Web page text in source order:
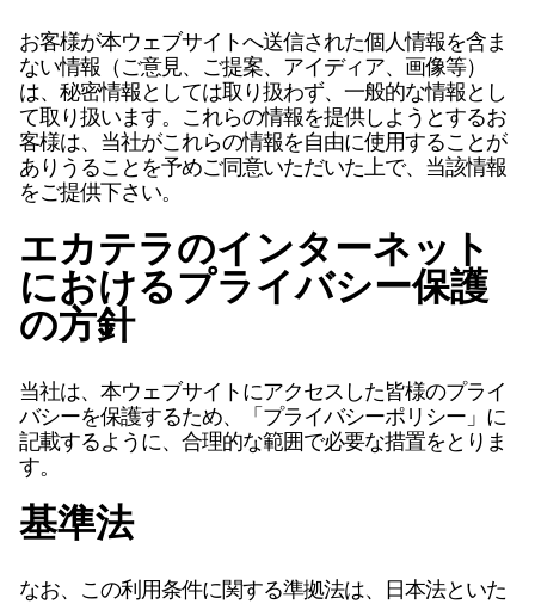
お客様が本ウェブサイトへ送信された個人情報を含ま
ない情報（ご意見、ご提案、アイディア、画像等）
は、秘密情報としては取り扱わず、一般的な情報とし
て取り扱います。これらの情報を提供しようとするお
客様は、当社がこれらの情報を自由に使用することが
ありうることを予めご同意いただいた上で、当該情報
をご提供下さい。
エカテラのインターネット
におけるプライバシー保護
の方針
当社は、本ウェブサイトにアクセスした皆様のプライ
バシーを保護するため、「プライバシーポリシー」に
記載するように、合理的な範囲で必要な措置をとりま
す。
基準法
なお、この利用条件に関する準拠法は、日本法といた